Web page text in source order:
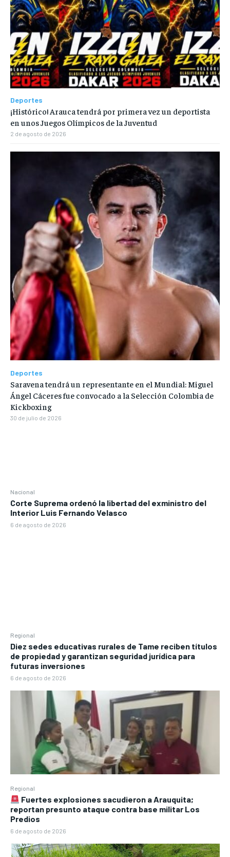
Nacional
Corte Suprema ordenó la libertad del exministro del
Interior Luis Fernando Velasco
6 de agosto de 2026
Regional
Diez sedes educativas rurales de Tame reciben títulos
de propiedad y garantizan seguridad jurídica para
futuras inversiones
6 de agosto de 2026
Regional
Fuertes explosiones sacudieron a Arauquita;
reportan presunto ataque contra base militar Los
Predios
6 de agosto de 2026
Deportes
¡Histórico! Arauca tendrá por primera vez un deportista
en unos Juegos Olímpicos de la Juventud
2 de agosto de 2026
Deportes
Saravena tendrá un representante en el Mundial: Miguel
Ángel Cáceres fue convocado a la Selección Colombia de
Kickboxing
30 de julio de 2026